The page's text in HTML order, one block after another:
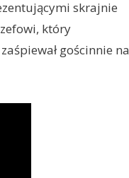
skrajnie
który
gościnnie na